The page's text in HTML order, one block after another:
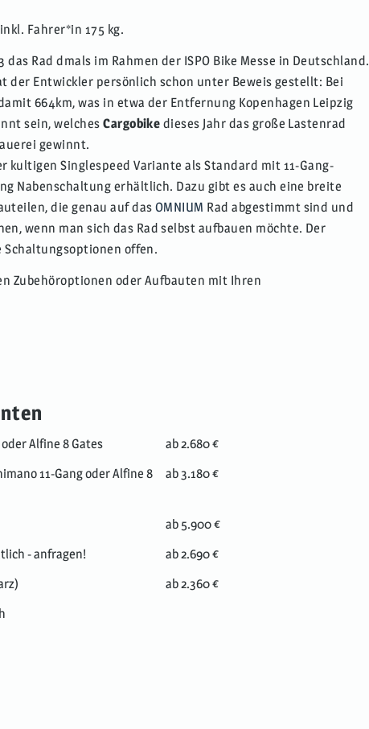
Fahrer*in 175 kg.
Rad dmals im Rahmen der ISPO Bike Messe in Deutschland.
der Entwickler persönlich schon unter Beweis gestellt: Bei
664km, was in etwa der Entfernung Kopenhagen Leipzig
sein, welchesCargobike dieses Jahr das große Lastenrad
gewinnt.
kultigen Singlespeed Variante als Standard mit 11-Gang-
Nabenschaltung erhältlich. Dazu gibt es auch eine breite
die genau auf das OMNIUM Rad abgestimmt sind und
wenn man sich das Rad selbst aufbauen möchte. Der
Schaltungsoptionen offen.
Zubehöroptionen oder Aufbauten mit Ihren
Alfine 8 Gates
ab 2.680 €
11-Gang oder Alfine 8
ab 3.180 €
ab 5.900 €
- anfragen!
ab 2.690 €
ab 2.360 €